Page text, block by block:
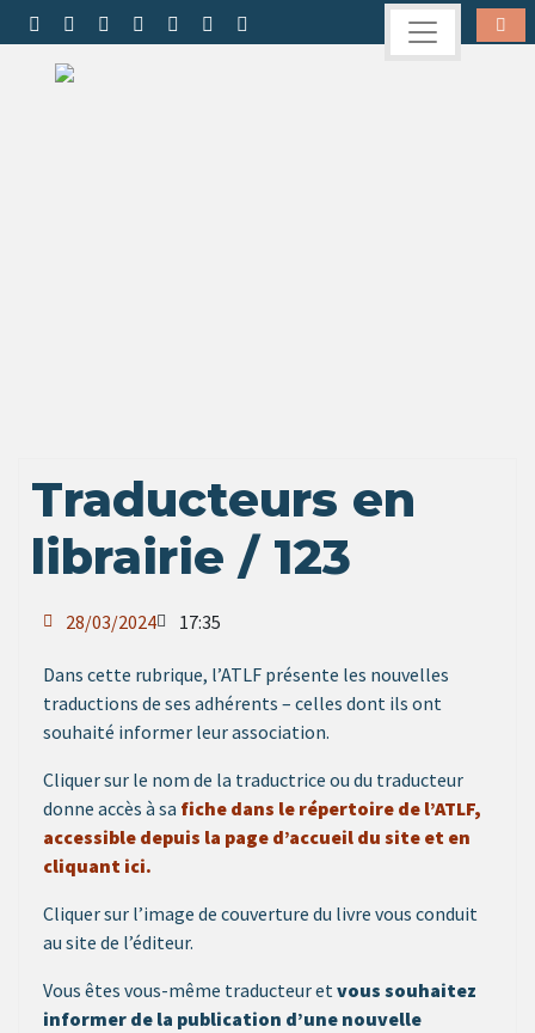
Traducteurs en
librairie / 123
28/03/2024 17:35
Dans cette rubrique, l’ATLF présente les nouvelles
traductions de ses adhérents – celles dont ils ont
souhaité informer leur association.
Cliquer sur le nom de la traductrice ou du traducteur
donne accès à sa fiche dans le répertoire de l’ATLF,
accessible depuis la page d’accueil du site et en
cliquant ici.
Cliquer sur l’image de couverture du livre vous conduit
au site de l’éditeur.
Vous êtes vous-même traducteur etvous souhaitez
informer de la publication d’une nouvelle